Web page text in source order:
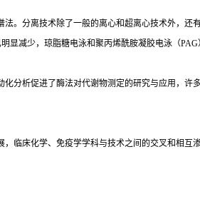
。分离技术除了一般的离心和超离心技术外，
减少，琼脂糖电泳和聚丙烯酰胺凝胶电泳（PAG
分析促进了酶法对代谢物测定的研究与应用，
临床化学、免疫学学科与技术之间的交叉和相互